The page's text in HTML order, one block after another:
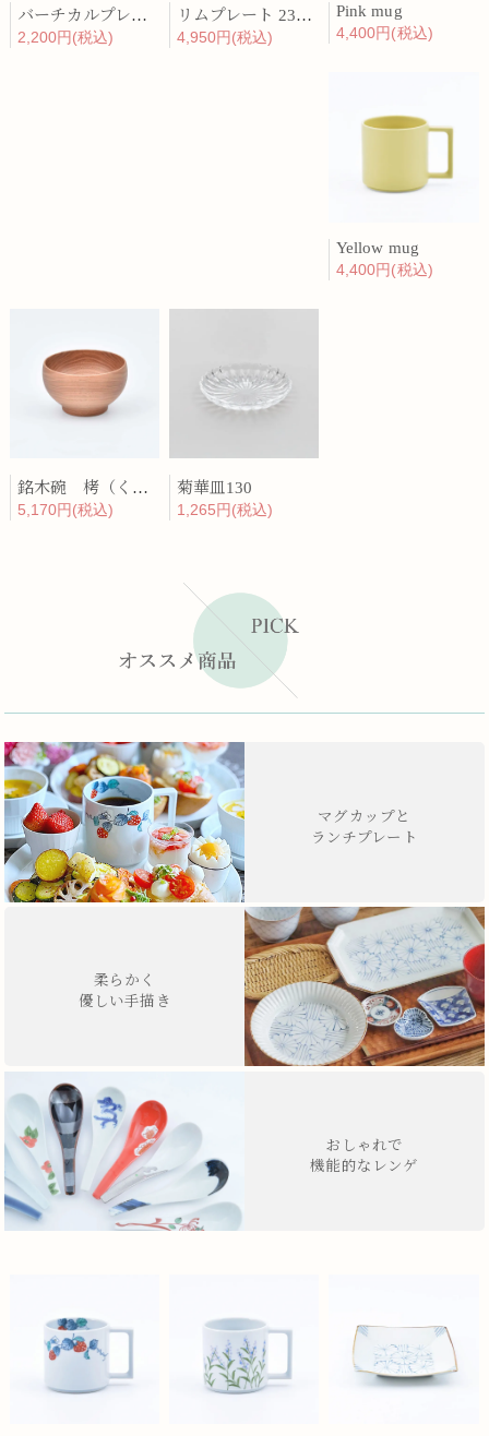
バーチカルプレート 15cm 化粧土
2,200円(税込)
リムプレート 23cm 呉須散
4,950円(税込)
Pink mug
4,400円(税込)
Yellow mug
4,400円(税込)
銘木碗 栲（くるみ）
5,170円(税込)
菊華皿130
1,265円(税込)
マグカップと
ランチプレート
柔らかく
優しい手描き
おしゃれで
機能的なレンゲ